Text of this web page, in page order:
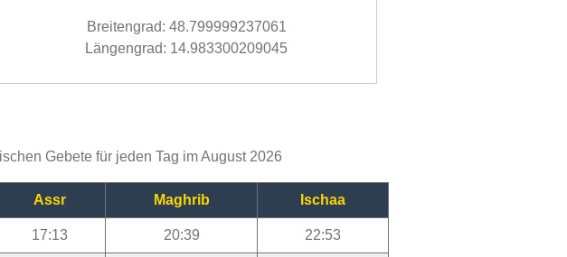
Breitengrad: 48.799999237061
Längengrad: 14.983300209045
Gebete für jeden Tag im August 2026
Assr Maghrib Ischaa
17:13 20:39 22:53